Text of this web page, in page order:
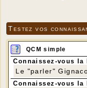
Testez vos
QCM simple
Connaissez-vous la
Le "parler"
Connaissez-vous la